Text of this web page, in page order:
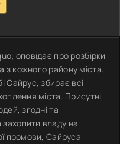
оповідає про розбірки
кожного району міста.
Сайрус, збирає всі
міста. Присутні,
згодні та
владу на
промови, Сайруса